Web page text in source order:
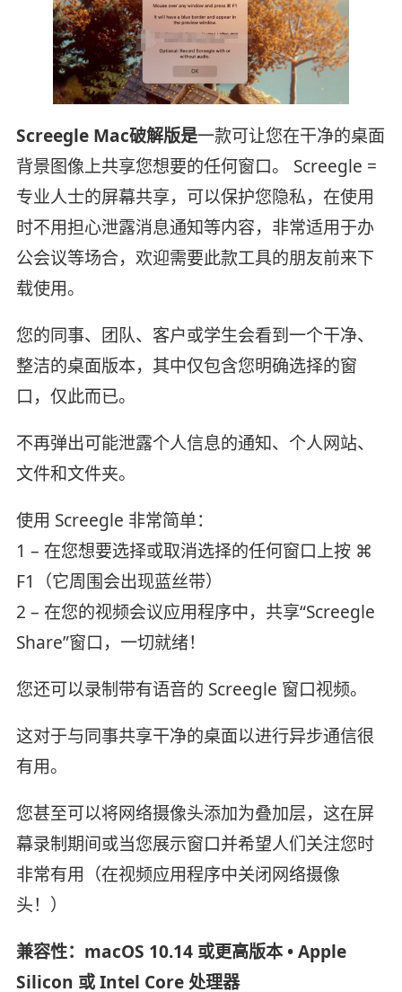
Screegle Mac破解版是一款可让您在干净的桌面
背景图像上共享您想要的任何窗口。 Screegle =
专业人士的屏幕共享，可以保护您隐私，在使用
时不用担心泄露消息通知等内容，非常适用于办
公会议等场合，欢迎需要此款工具的朋友前来下
载使用。
您的同事、团队、客户或学生会看到一个干净、
整洁的桌面版本，其中仅包含您明确选择的窗
口，仅此而已。
不再弹出可能泄露个人信息的通知、个人网站、
文件和文件夹。
使用 Screegle 非常简单：
1 – 在您想要选择或取消选择的任何窗口上按 ⌘
F1（它周围会出现蓝丝带）
2 – 在您的视频会议应用程序中，共享“Screegle
Share”窗口，一切就绪！
您还可以录制带有语音的 Screegle 窗口视频。
这对于与同事共享干净的桌面以进行异步通信很
有用。
您甚至可以将网络摄像头添加为叠加层，这在屏
幕录制期间或当您展示窗口并希望人们关注您时
非常有用（在视频应用程序中关闭网络摄像
头！）
兼容性：macOS 10.14 或更高版本 • Apple
Silicon 或 Intel Core 处理器